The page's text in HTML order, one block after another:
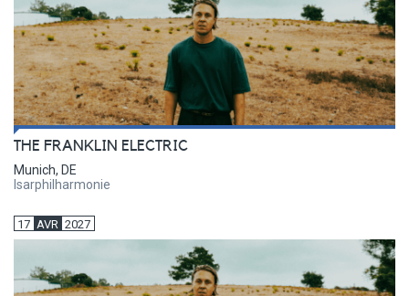
THE FRANKLIN ELECTRIC
Munich, DE
Isarphilharmonie
17 AVR 2027